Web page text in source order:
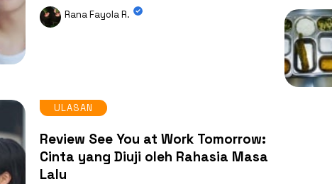
Rana Fayola R.
ULASAN
Review See You at Work Tomorrow:
Cinta yang Diuji oleh Rahasia Masa
Lalu